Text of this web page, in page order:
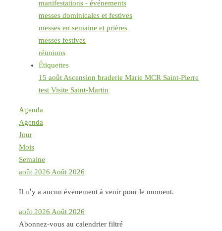
manifestations - événements
messes dominicales et festives
messes en semaine et prières
messes festives
réunions
Étiquettes
15 août Ascension braderie Marie MCR Saint-Pierre
test Visite Saint-Martin
Agenda
Agenda
Jour
Mois
Semaine
août 2026 Août 2026
Il n’y a aucun évènement à venir pour le moment.
août 2026 Août 2026
Abonnez-vous au calendrier filtré